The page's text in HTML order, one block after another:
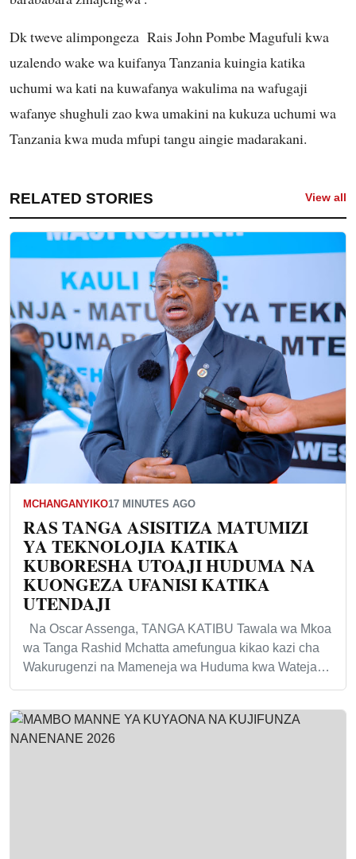
Dk tweve alimpongeza Rais John Pombe Magufuli kwa
uzalendo wake wa kuifanya Tanzania kuingia katika
uchumi wa kati na kuwafanya wakulima na wafugaji
wafanye shughuli zao kwa umakini na kukuza uchumi wa
Tanzania kwa muda mfupi tangu aingie madarakani.
RELATED STORIES View all
MCHANGANYIKO17 MINUTES AGO
RAS TANGA ASISITIZA MATUMIZI
YA TEKNOLOJIA KATIKA
KUBORESHA UTOAJI HUDUMA NA
KUONGEZA UFANISI KATIKA
UTENDAJI
Na Oscar Assenga, TANGA KATIBU Tawala wa Mkoa
wa Tanga Rashid Mchatta amefungua kikao kazi cha
Wakurugenzi na Mameneja wa Huduma kwa Wateja…